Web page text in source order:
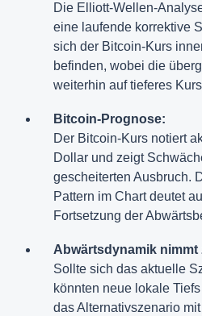
Die Elliott-Wellen-
eine laufende korrektive
sich der Bitcoin-Kurs
befinden, wobei die
weiterhin auf tieferes
Bitcoin-Prognose:
Der Bitcoin-Kurs notiert
Dollar und zeigt
gescheiterten Ausbruch.
Pattern im Chart deutet
Fortsetzung der
Abwärtsdynamik nimmt
Sollte sich das aktuelle
könnten neue lokale
das Alternativszenario